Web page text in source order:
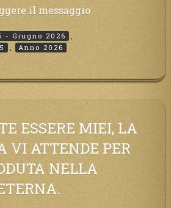
il messaggio“Cieli
Mi
vedrete,
conoscerete,
non
potrete
più
- Giugno 2026
, Anno 2026
ESSERE MIEI, LA
VI ATTENDE PER
NELLA